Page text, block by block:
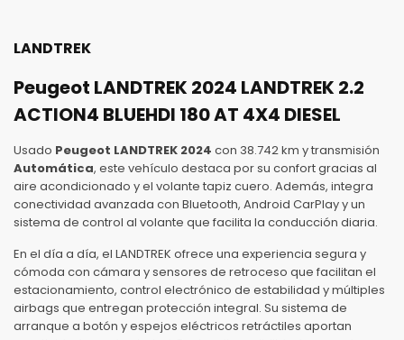
LANDTREK
Peugeot LANDTREK 2024 LANDTREK 2.2
ACTION4 BLUEHDI 180 AT 4X4 DIESEL
Usado Peugeot LANDTREK 2024 con 38.742 km y transmisión
Automática, este vehículo destaca por su confort gracias al
aire acondicionado y el volante tapiz cuero. Además, integra
conectividad avanzada con Bluetooth, Android CarPlay y un
sistema de control al volante que facilita la conducción diaria.
En el día a día, el LANDTREK ofrece una experiencia segura y
cómoda con cámara y sensores de retroceso que facilitan el
estacionamiento, control electrónico de estabilidad y múltiples
airbags que entregan protección integral. Su sistema de
arranque a botón y espejos eléctricos retráctiles aportan